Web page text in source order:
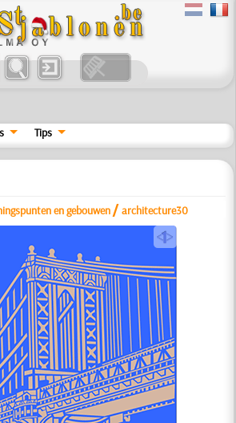
Tips
en gebouwen /architecture30
a